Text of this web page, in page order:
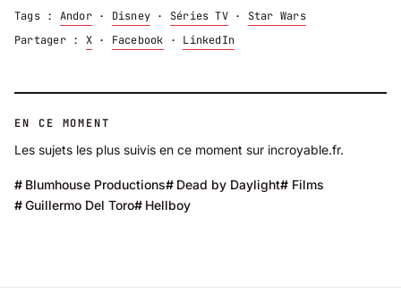
Tags : Andor· Disney · Séries TV· Star Wars
Partager : X· Facebook · LinkedIn
EN CE MOMENT
Les sujets les plus suivis en ce moment sur incroyable.fr.
Blumhouse Productions Dead by Daylight
Films
Guillermo Del Toro
Hellboy